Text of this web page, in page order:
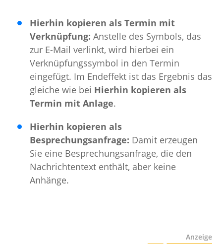
Hierhin kopieren als Termin mit
Verknüpfung: Anstelle des Symbols, das
zur E-Mail verlinkt, wird hierbei ein
Verknüpfungssymbol in den Termin
eingefügt. Im Endeffekt ist das Ergebnis das
gleiche wie bei Hierhin kopieren als
Termin mit Anlage.
Hierhin kopieren als
Besprechungsanfrage: Damit erzeugen
Sie eine Besprechungsanfrage, die den
Nachrichtentext enthält, aber keine
Anhänge.